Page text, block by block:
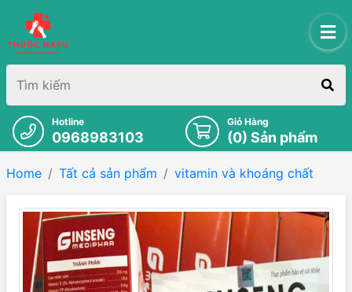
Hotline
0968983103
Giỏ Hàng
(0) Sản phẩm
Home Tất cả sản phẩm vitamin và khoáng chất